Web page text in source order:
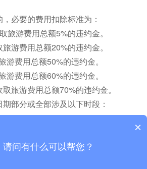
十分有趣，多时前后多达3000余
生态保护区是目前世界上大的野生
在这里有大批的野生动物专家从事
护工作，现在栖息在菲利普岛有超
但是为了保护企鹅的栖息，自然
纳50万人前来参观。企鹅岛自然
前世界上大的野生企鹅保护基地。
野生动物专家从事企鹅的研究和保
息在菲利普岛有超过3万多只企
点门票，10人起订价格）
必要的费用扣除标准为：
旅游费用总额5%的违约金。
游费用总额20%的违约金。
游费用总额50%的违约金。
游费用总额60%的违约金。
旅游费用总额70%的违约金。
部分或全部涉及以下时段：
、2026.1.1、2026.2.17、2026.4.5、
日以内（不含出行当日）提出解除
×
问有什么可以帮您？